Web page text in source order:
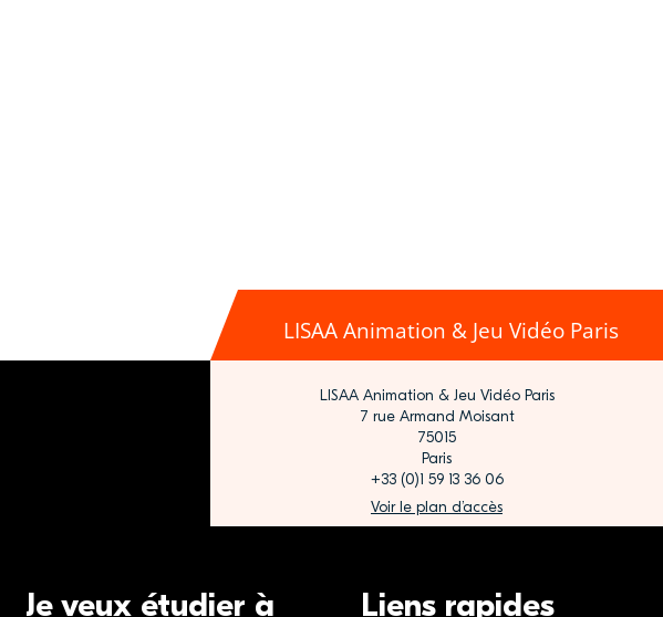
LISAA Animation & Jeu Vidéo Paris
LISAA Animation & Jeu Vidéo Paris
7 rue Armand Moisant
75015
Paris
+33 (0)1 59 13 36 06
Voir le plan d’accès
Je veux étudier à Liens rapides